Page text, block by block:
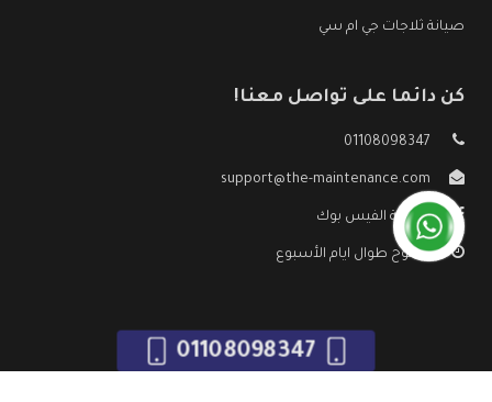
صيانة ثلاجات جي ام سي
كن دائما على تواصل معنا!
01108098347
support@the-maintenance.com
صفحة الفيس بوك
مفتوح طوال ايام الأسبوع
01108098347